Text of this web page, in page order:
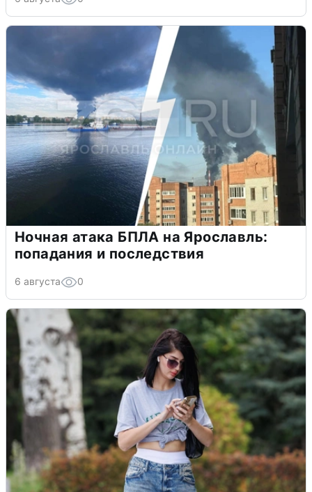
Ночная атака БПЛА на Ярославль:
попадания и последствия
6 августа 0